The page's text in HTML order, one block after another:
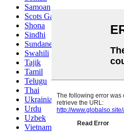
Samoan
Scots Gaelic
Shona
Sindhi
Sundanese
Swahili
Tajik
Tamil
Telugu
Thai
Ukrainian
Urdu
Uzbek
Vietnamese